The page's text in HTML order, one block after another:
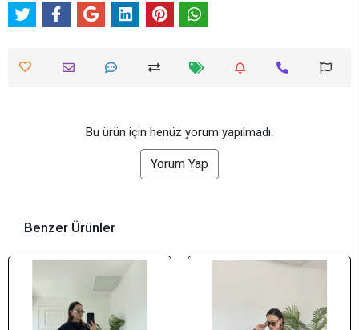
Bu ürün için henüz yorum yapılmadı.
Yorum Yap
Benzer Ürünler